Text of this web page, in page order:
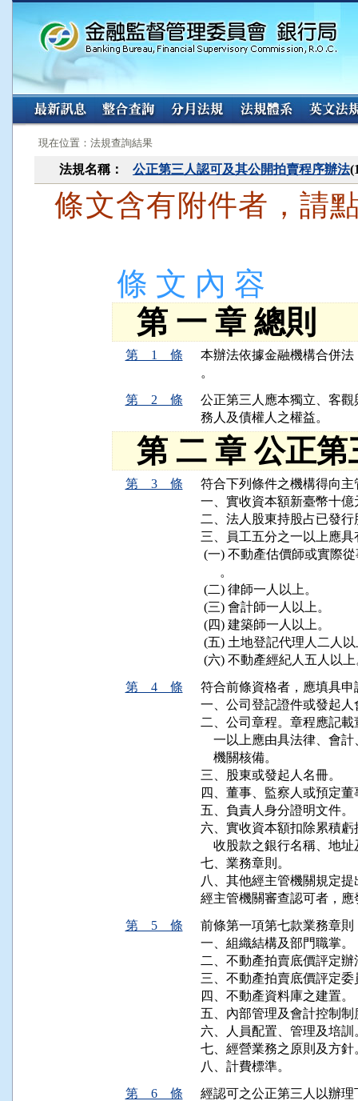
:::
現在位置：法規查詢結果
法規名稱： 公正第三人認可及其公開拍賣程序辦法
條文含有附件者，請
條 文 內 容
第 一 章 總則
第 1 條
本辦法依據金融機構合併
。
第 2 條
公正第三人應本獨立、客
第 二 章 公正第
第 3 條
符合下列條件之機構得向
一、實收資本額新臺幣十
二、法人股東持股占已發
三、員工五分之一以上應
(一) 不動產估價師或實際
      。
(二) 律師一人以上。
(三) 會計師一人以上。
(四) 建築師一人以上。
(五) 土地登記代理人二人
第 4 條
符合前條資格者，應填具
一、公司登記證件或發起人
二、公司章程。章程應記
一以上應由具法律、會
    機關核備。
三、股東或發起人名冊。
四、董事、監察人或預定
五、負責人身分證明文件。
六、實收資本額扣除累積
收股款之銀行名稱、地
七、業務章則。
八、其他經主管機關規定提
第 5 條
前條第一項第七款業務章
一、組織結構及部門職掌。
二、不動產拍賣底價評定
三、不動產拍賣底價評定
四、不動產資料庫之建置。
五、內部管理及會計控制制
六、人員配置、管理及培訓
七、經營業務之原則及方針
第 6 條
經認可之公正第三人以辦